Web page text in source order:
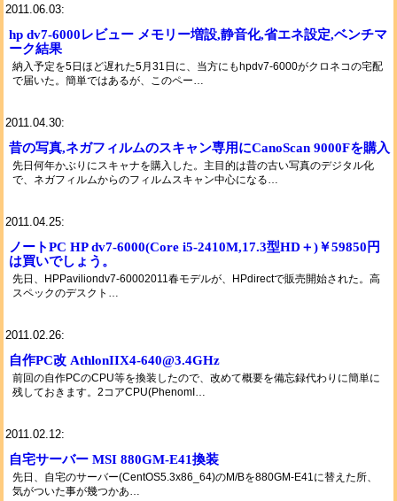
2011.06.03:
hp dv7-6000レビュー メモリー増設,静音化,省エネ設定,ベンチマ
ーク結果
納入予定を5日ほど遅れた5月31日に、当方にもhpdv7-6000がクロネコの宅配
で届いた。簡単ではあるが、このペー…
2011.04.30:
昔の写真,ネガフィルムのスキャン専用にCanoScan 9000Fを購入
先日何年かぶりにスキャナを購入した。主目的は昔の古い写真のデジタル化
で、ネガフィルムからのフィルムスキャン中心になる…
2011.04.25:
ノートPC HP dv7-6000(Core i5-2410M,17.3型HD＋)￥59850円
は買いでしょう。
先日、HPPaviliondv7-60002011春モデルが、HPdirectで販売開始された。高
スペックのデスクト…
2011.02.26:
自作PC改 AthlonIIX4-640@3.4GHz
前回の自作PCのCPU等を換装したので、改めて概要を備忘録代わりに簡単に
残しておきます。2コアCPU(PhenomI…
2011.02.12:
自宅サーバー MSI 880GM-E41換装
先日、自宅のサーバー(CentOS5.3x86_64)のM/Bを880GM-E41に替えた所、
気がついた事が幾つかあ…